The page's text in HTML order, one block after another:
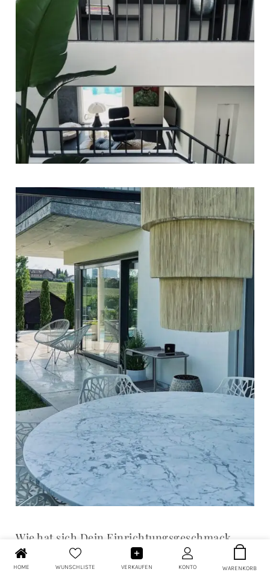
HOME WUNSCHLISTE VERKAUFEN KONTO WARENKORB
Wie hat sich Dein Einrichtungsgeschmack
über die Jahre entwickelt?